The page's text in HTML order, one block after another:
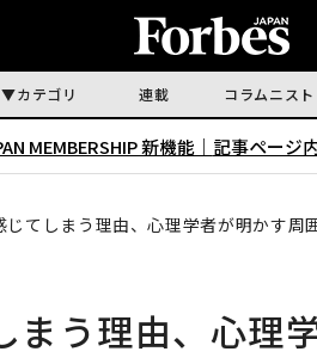
カテゴリ 連載 コラムニスト
MEMBERSHIP 新機能｜ 記事ページ
てしまう理由、心理学者が明かす周
まう理由、心理